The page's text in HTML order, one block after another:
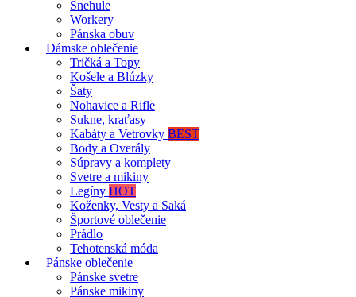
Snehule
Workery
Pánska obuv
Dámske oblečenie
Tričká a Topy
Košele a Blúzky
Šaty
Nohavice a Rifle
Sukne, kraťasy
Kabáty a Vetrovky BEST
Body a Overály
Súpravy a komplety
Svetre a mikiny
Legíny HOT
Koženky, Vesty a Saká
Športové oblečenie
Prádlo
Tehotenská móda
Pánske oblečenie
Pánske svetre
Pánske mikiny